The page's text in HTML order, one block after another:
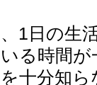
1日の生
る時間
十分知